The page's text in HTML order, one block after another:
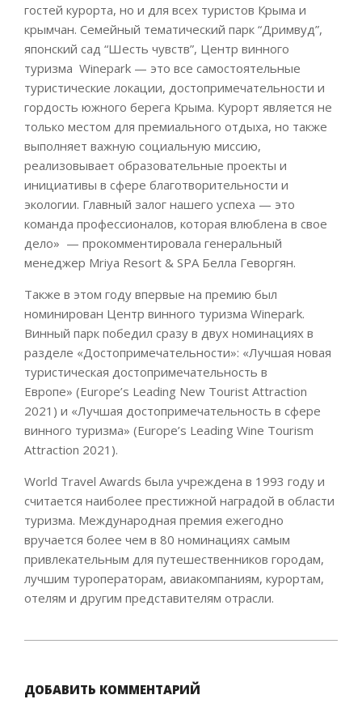
гостей курорта, но и для всех туристов Крыма и
крымчан. Семейный тематический парк “Дримвуд”,
японский сад “Шесть чувств”, Центр винного
туризма Winepark — это все самостоятельные
туристические локации, достопримечательности и
гордость южного берега Крыма. Курорт является не
только местом для премиального отдыха, но также
выполняет важную социальную миссию,
реализовывает образовательные проекты и
инициативы в сфере благотворительности и
экологии. Главный залог нашего успеха — это
команда профессионалов, которая влюблена в свое
дело» — прокомментировала генеральный
менеджер Mriya Resort & SPA Белла Геворгян.
Также в этом году впервые на премию был
номинирован Центр винного туризма Winepark.
Винный парк победил сразу в двух номинациях в
разделе «Достопримечательности»: «Лучшая новая
туристическая достопримечательность в
Европе» (Europe’s Leading New Tourist Attraction
2021) и «Лучшая достопримечательность в сфере
винного туризма» (Europe’s Leading Wine Tourism
Attraction 2021).
World Travel Awards была учреждена в 1993 году и
считается наиболее престижной наградой в области
туризма. Международная премия ежегодно
вручается более чем в 80 номинациях самым
привлекательным для путешественников городам,
лучшим туроператорам, авиакомпаниям, курортам,
отелям и другим представителям отрасли.
23
ДОБАВИТЬ КОММЕНТАРИЙ